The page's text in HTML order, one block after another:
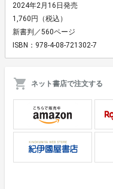
2024年2月16日発売
1,760円（税込）
新書判／560ページ
ISBN：978-4-08-721302-7
ネット書店で注文する